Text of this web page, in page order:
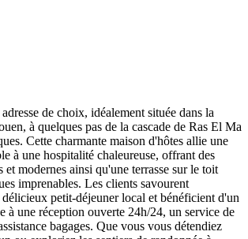
de choix, idéalement située dans la
à quelques pas de la cascade de Ras El Ma
Cette charmante maison d'hôtes allie une
à une hospitalité chaleureuse, offrant des
et modernes ainsi qu'une terrasse sur le toit
imprenables. Les clients savourent
petit-déjeuner local et bénéficient d'un
à une réception ouverte 24h/24, un service de
bagages. Que vous vous détendiez